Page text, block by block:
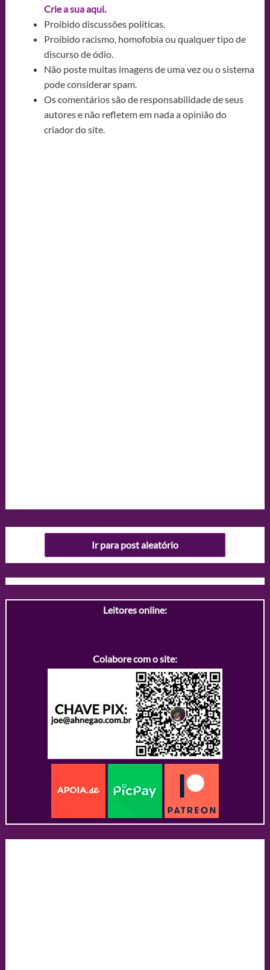
Crie a sua aqui.
Proibido discussões políticas.
Proibido racismo, homofobia ou qualquer tipo de
discurso de ódio.
Não poste muitas imagens de uma vez ou o sistema
pode considerar spam.
Os comentários são de responsabilidade de seus
autores e não refletem em nada a opinião do
criador do site.
Ir para post aleatório
Leitores online:
Colabore com o site: